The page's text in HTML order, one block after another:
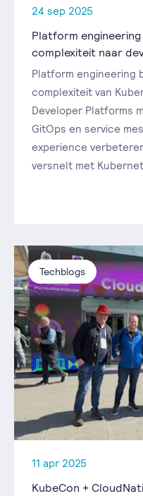
24 sep 2025
Platform
complexiteit naar
Platform engineering
complexiteit van
Developer Platforms
GitOps en service
experience
versnelt met
Techblogs
11 apr 2025
KubeCon +